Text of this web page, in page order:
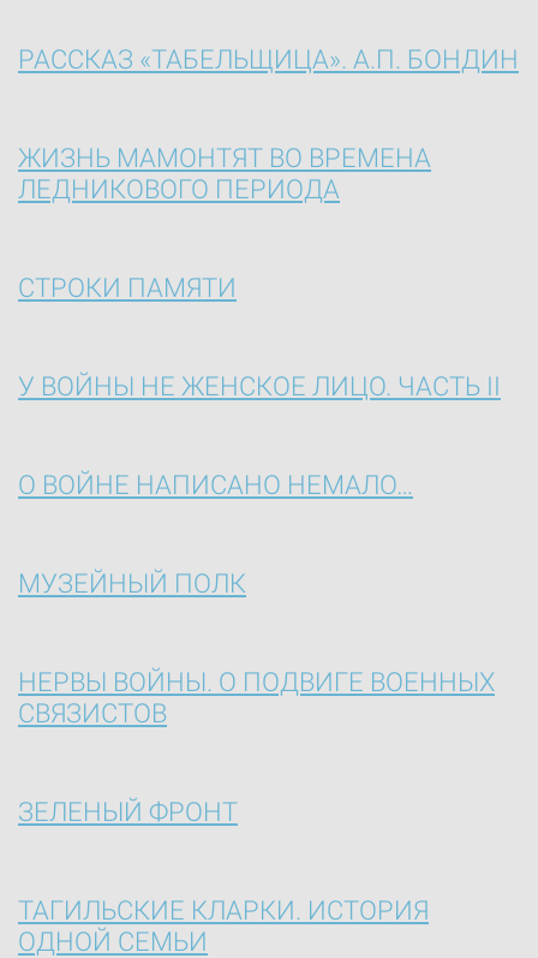
РАССКАЗ «ТАБЕЛЬЩИЦА». А.П. БОНДИН
ЖИЗНЬ МАМОНТЯТ ВО ВРЕМЕНА
ЛЕДНИКОВОГО ПЕРИОДА
СТРОКИ ПАМЯТИ
У ВОЙНЫ НЕ ЖЕНСКОЕ ЛИЦО. ЧАСТЬ II
О ВОЙНЕ НАПИСАНО НЕМАЛО…
МУЗЕЙНЫЙ ПОЛК
НЕРВЫ ВОЙНЫ. О ПОДВИГЕ ВОЕННЫХ
СВЯЗИСТОВ
ЗЕЛЕНЫЙ ФРОНТ
ТАГИЛЬСКИЕ КЛАРКИ. ИСТОРИЯ
ОДНОЙ СЕМЬИ